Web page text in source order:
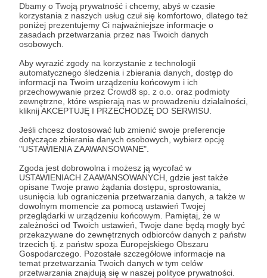
Dbamy o Twoją prywatność i chcemy, abyś w czasie
korzystania z naszych usług czuł się komfortowo, dlatego też
poniżej prezentujemy Ci najważniejsze informacje o
zasadach przetwarzania przez nas Twoich danych
osobowych.
Aby wyrazić zgody na korzystanie z technologii
automatycznego śledzenia i zbierania danych, dostęp do
informacji na Twoim urządzeniu końcowym i ich
przechowywanie przez Crowd8 sp. z o.o. oraz podmioty
zewnętrzne, które wspierają nas w prowadzeniu działalności,
kliknij AKCEPTUJĘ I PRZECHODZĘ DO SERWISU.
Jeśli chcesz dostosować lub zmienić swoje preferencje
dotyczące zbierania danych osobowych, wybierz opcję
"USTAWIENIA ZAAWANSOWANE".
Zgoda jest dobrowolna i możesz ją wycofać w
USTAWIENIACH ZAAWANSOWANYCH, gdzie jest także
opisane Twoje prawo żądania dostępu, sprostowania,
usunięcia lub ograniczenia przetwarzania danych, a także w
dowolnym momencie za pomocą ustawień Twojej
przeglądarki w urządzeniu końcowym. Pamiętaj, że w
zależności od Twoich ustawień, Twoje dane będą mogły być
przekazywane do zewnętrznych odbiorców danych z państw
trzecich tj. z państw spoza Europejskiego Obszaru
Gospodarczego. Pozostałe szczegółowe informacje na
temat przetwarzania Twoich danych w tym celów
przetwarzania znajdują się w naszej polityce prywatności.
Odpowiedz
Użytkownik
3 dni temu
Komentarz użytkownika
Odpowiedz
Zostań Patronem
Dołącz do grona Patronów!
Wesprzyj działalność AutoraRugby Club
Częstochowajuż teraz!